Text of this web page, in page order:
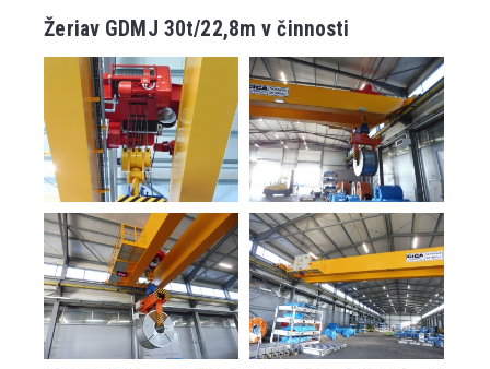
Žeriav GDMJ 30t/22,8m v činnosti